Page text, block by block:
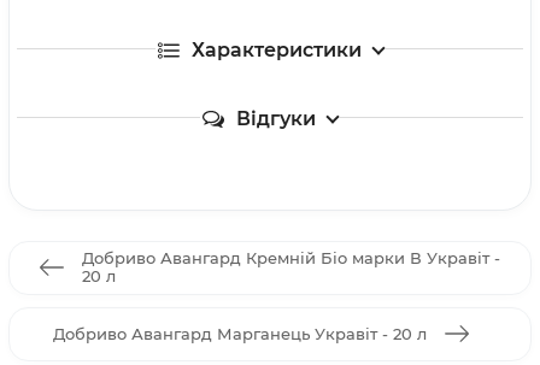
Характеристики
Відгуки
Добриво Авангард Кремній Біо марки В Укравіт -
20 л
Добриво Авангард Марганець Укравіт - 20 л